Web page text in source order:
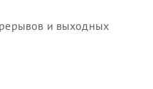
и выходных